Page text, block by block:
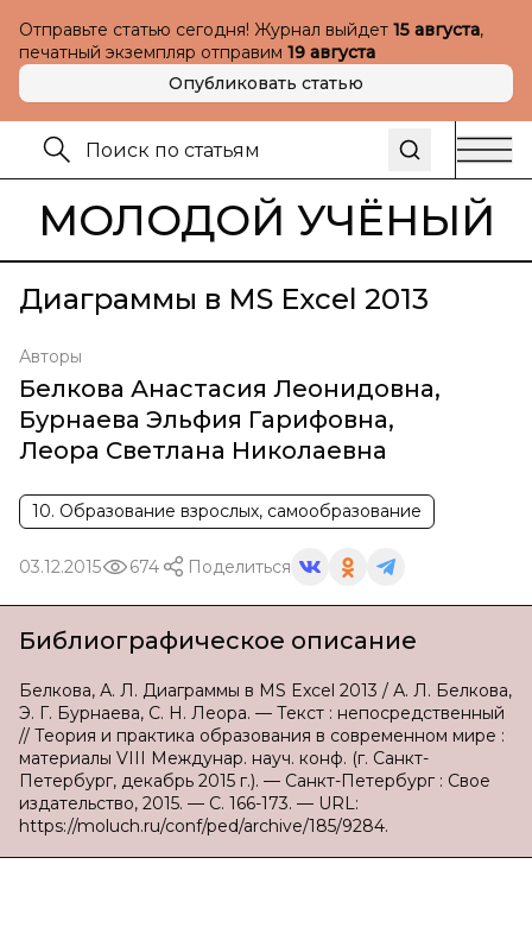
Отправьте статью сегодня! Журнал выйдет 15 августа,
печатный экземпляр отправим 19 августа
Опубликовать статью
МОЛОДОЙ УЧЁНЫЙ
Диаграммы в MS Excel 2013
Авторы
Белкова Анастасия Леонидовна,
Бурнаева Эльфия Гарифовна,
Леора Светлана Николаевна
10. Образование взрослых, самообразование
03.12.2015 674 Поделиться
Библиографическое описание
Белкова, А. Л. Диаграммы в MS Excel 2013 / А. Л. Белкова,
Э. Г. Бурнаева, С. Н. Леора. — Текст : непосредственный
// Теория и практика образования в современном мире :
материалы VIII Междунар. науч. конф. (г. Санкт-
Петербург, декабрь 2015 г.). — Санкт-Петербург : Свое
издательство, 2015. — С. 166-173. — URL:
https://moluch.ru/conf/ped/archive/185/9284.